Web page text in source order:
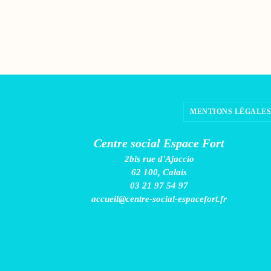
MENTIONS LÉGALES
Centre social Espace Fort
2bis rue d'Ajaccio
62 100, Calais
03 21 97 54 97
accueil@centre-social-espacefort.fr